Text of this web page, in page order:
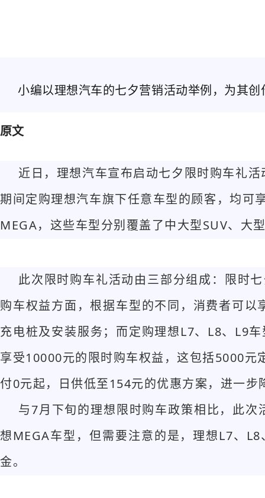
小编以理想汽车的七夕营销活动举例，为其
原文
近日，理想汽车宣布启动七夕限时购车礼
期间定购理想汽车旗下任意车型的顾客，均可
MEGA，这些车型分别覆盖了中大型SUV、大
此次限时购车礼活动由三部分组成：限时
购车权益方面，根据车型的不同，消费者可
充电桩及安装服务；而定购理想L7、L8、L9
享受10000元的限时购车权益，这包括5000
付0元起，日供低至154元的优惠方案，进一步
与7月下旬的理想限时购车政策相比，此
想MEGA车型，但需要注意的是，理想L7、
金。